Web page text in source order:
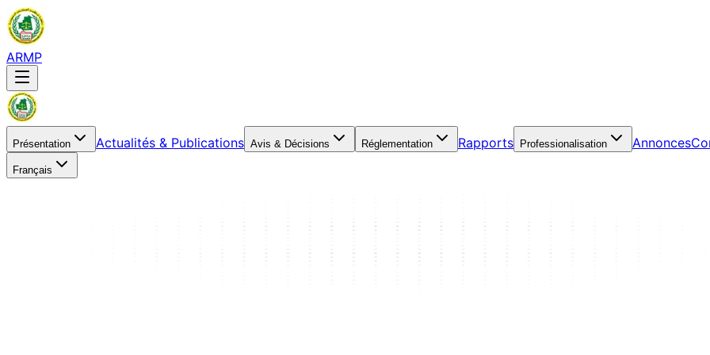
ARMP
Présentation Actualités & Publications Avis & Décisions Réglementation Rapports Professionalisation Annonces
Français